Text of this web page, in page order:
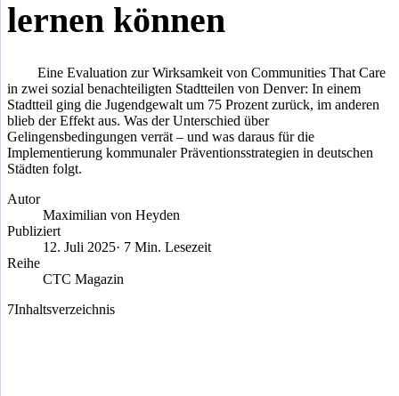
lernen können
Eine Evaluation zur Wirksamkeit von Communities That Care
in zwei sozial benachteiligten Stadtteilen von Denver: In einem
Stadtteil ging die Jugendgewalt um 75 Prozent zurück, im anderen
blieb der Effekt aus. Was der Unterschied über
Gelingensbedingungen verrät – und was daraus für die
Implementierung kommunaler Präventionsstrategien in deutschen
Städten folgt.
Autor
Maximilian von Heyden
Publiziert
12. Juli 2025· 7 Min. Lesezeit
Reihe
CTC Magazin
7Inhaltsverzeichnis